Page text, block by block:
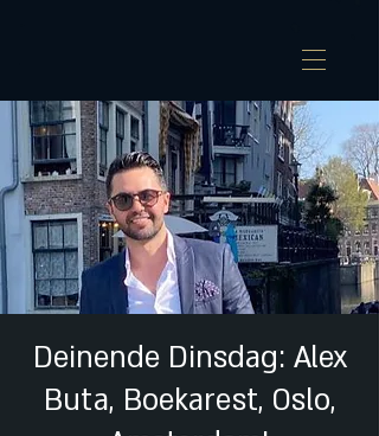
Deinende Dinsdag: Alex
Buta, Boekarest, Oslo,